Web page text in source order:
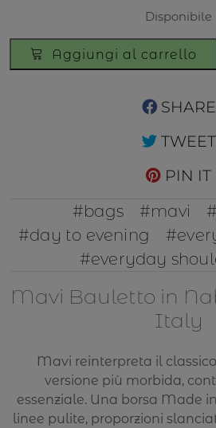
Disponibile
Mavi
Bauletto
Aggiungi al carrello
SHARE
TWEET
PIN IT
#bags
#mavi
#day to evening
#everyday
Mavi Bauletto in
Italy
Mavi reinterpreta il
versione più morbida,
essenziale. Una borsa Made
linee pulite, proporzioni